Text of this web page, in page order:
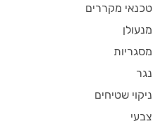
טכנאי מקררים
מנעולן
מסגריות
נגר
ניקוי שטיחים
צבעי